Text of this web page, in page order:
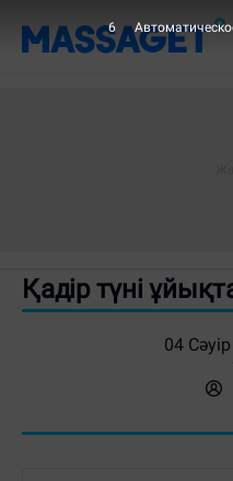
Қадір түні
04
6